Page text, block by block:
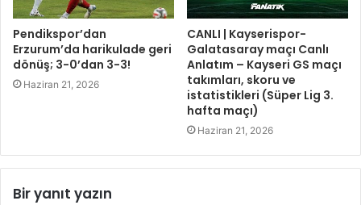
Pendikspor’dan
Erzurum’da harikulade geri
dönüş; 3-0’dan 3-3!
Haziran 21, 2026
CANLI | Kayserispor-
Galatasaray maçı Canlı
Anlatım – Kayseri GS maçı
takımları, skoru ve
istatistikleri (Süper Lig 3.
hafta maçı)
Haziran 21, 2026
Bir yanıt yazın